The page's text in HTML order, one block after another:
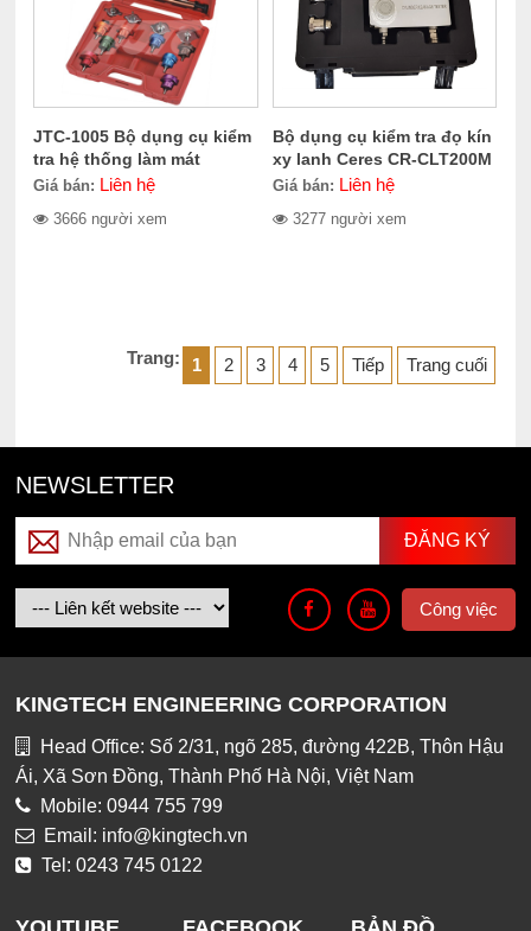
JTC-1005 Bộ dụng cụ kiểm
tra hệ thống làm mát
Giá bán: Liên hệ
3666 người xem
Bộ dụng cụ kiểm tra đọ kín
xy lanh Ceres CR-CLT200M
Giá bán: Liên hệ
3277 người xem
Trang: 1 2 3 4 5 Tiếp Trang cuối
NEWSLETTER
Công việc
KINGTECH ENGINEERING CORPORATION
Head Office: Số 2/31, ngõ 285, đường 422B, Thôn Hậu
Ái, Xã Sơn Đồng, Thành Phố Hà Nội, Việt Nam
Mobile: 0944 755 799
Email: info@kingtech.vn
Tel: 0243 745 0122